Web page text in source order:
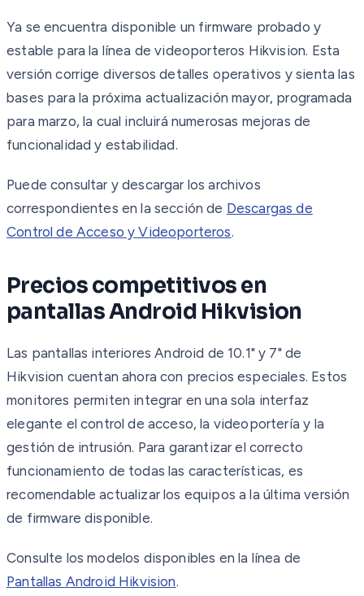
Ya se encuentra disponible un firmware probado y
estable para la línea de videoporteros Hikvision. Esta
versión corrige diversos detalles operativos y sienta las
bases para la próxima actualización mayor, programada
para marzo, la cual incluirá numerosas mejoras de
funcionalidad y estabilidad.
Puede consultar y descargar los archivos
correspondientes en la sección de Descargas de
Control de Acceso y Videoporteros.
Precios competitivos en
pantallas Android Hikvision
Las pantallas interiores Android de 10.1" y 7" de
Hikvision cuentan ahora con precios especiales. Estos
monitores permiten integrar en una sola interfaz
elegante el control de acceso, la videoportería y la
gestión de intrusión. Para garantizar el correcto
funcionamiento de todas las características, es
recomendable actualizar los equipos a la última versión
de firmware disponible.
Consulte los modelos disponibles en la línea de
Pantallas Android Hikvision.